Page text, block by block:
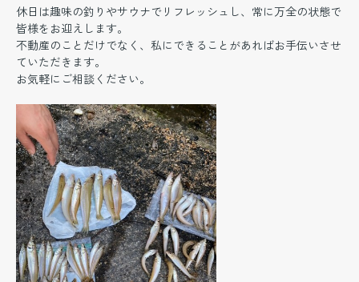
​休日は趣味の釣りやサウナでリフレッシュし、常に万全の状態で
皆様をお迎えします。
不動産のことだけでなく、私にできることがあればお手伝いさせ
ていただきます。
お気軽にご相談ください。